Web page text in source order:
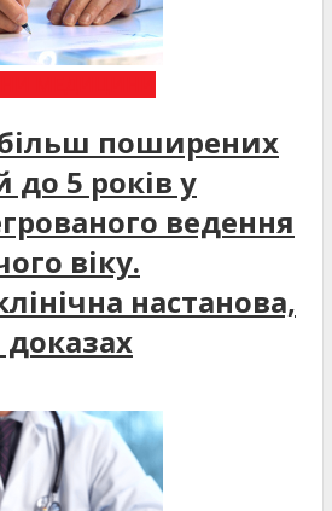
поширених
до 5 років у
ведення
віку.
настанова,
доказах